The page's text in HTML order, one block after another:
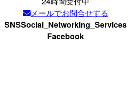
メールでお問合せする
SNSSocial_Networking_Services
Facebook